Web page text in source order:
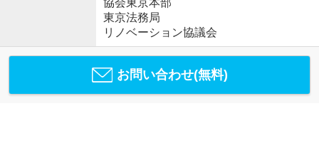
協会東京本部
東京法務局
リノベーション協議会
お問い合わせ(無料)